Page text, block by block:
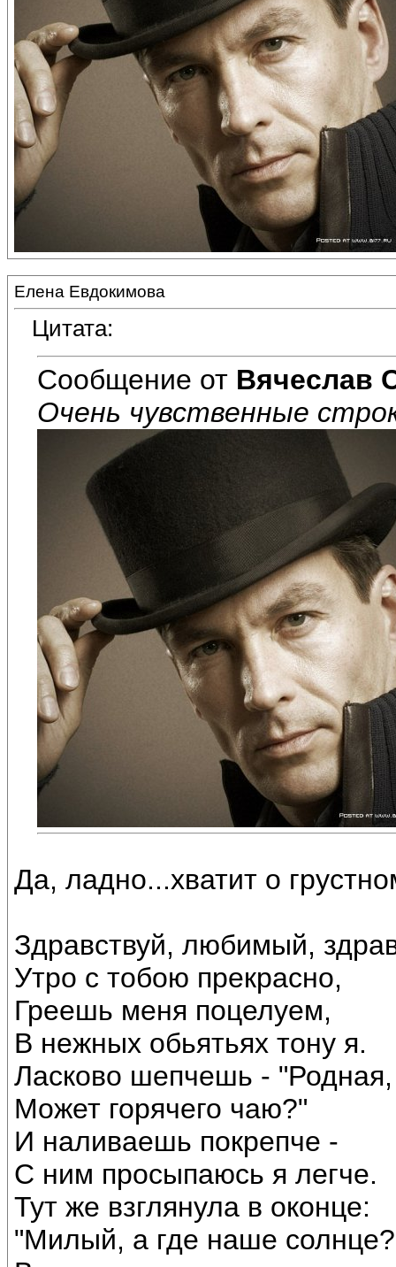
Елена Евдокимова
Цитата:
Сообщение от Вячеслав
Очень чувственные
Да, ладно...хватит о
Здравствуй, любимый,
Утро с тобою прекрасно,
Греешь меня поцелуем,
В нежных обьятьях тону я.
Ласково шепчешь - "Родная,
Может горячего чаю?"
И наливаешь покрепче -
С ним просыпаюсь я легче.
Тут же взглянула в оконце:
"Милый, а где наше